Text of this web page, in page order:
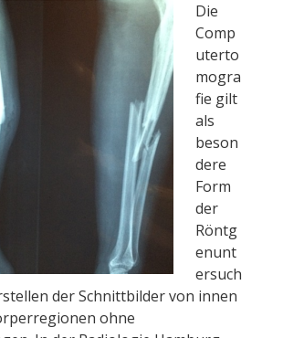
Die
Comp
uterto
mogra
fie gilt
als
beson
dere
Form
der
Röntg
enunt
ersuch
der Schnittbilder von innen
ohne